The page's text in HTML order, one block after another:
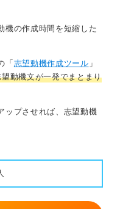
機の作成時間を短縮した
「 志望動機作成ツール 」
望動機文が一発でまとまり
ップさせれば、志望動機